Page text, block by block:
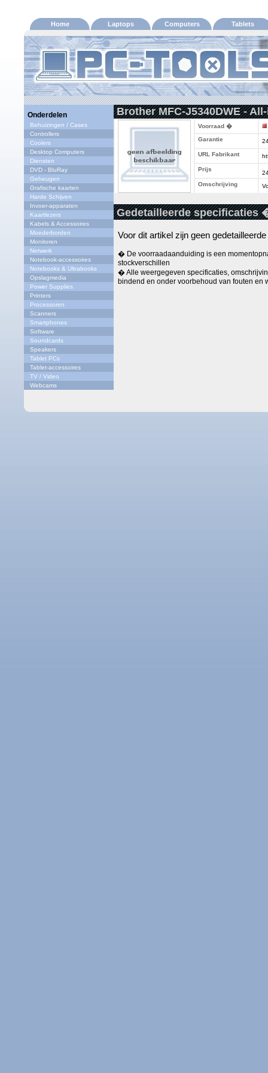
Home Laptops Computers Tablets
Onderdelen
Behuizingen / Cases
Controllers
Coolers
Desktop Computers
Diensten
DVD - BluRay
Geheugen
Grafische kaarten
Harde Schijven
Invoer-apparaten
Kaartlezers
Kabels & Accessoires
Moederborden
Monitoren
Netwerk
Notebook-accessoires
Notebooks & Ultrabooks
Opslagmedia
Power Supplies
Printers
Processoren
Scanners
Smartphones
Software
Soundcards
Speakers
Tablet PCs
Tablet-accessoires
TV / Video
Webcams
Brother MFC-J5340DWE -
Voorraad �
Garantie
URL Fabrikant
Prijs
Omschrijving
Gedetailleerde specificaties
Voor dit artikel zijn geen
� De voorraadaanduiding is een
stockverschillen
� Alle weergegeven specificaties,
bindend en onder voorbehoud van fouten en